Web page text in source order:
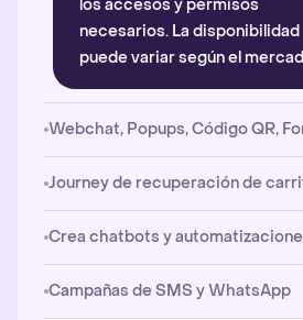
los accesos y permisos
necesarios. La disponibilidad
puede variar según el
Webchat, Popups, Código QR,
Journey de recuperación de
Crea chatbots y
Campañas de SMS y WhatsApp